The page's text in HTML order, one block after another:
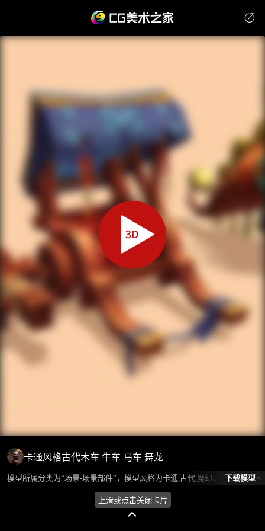
卡通风格古代木车 牛车 马车 舞龙
模型所属分类为“场景-场景部件”，模型风格为卡通,古代,魔幻，模型ID为103417，本模型由设计师 不爱喝水的鱼 在2024-10-24 13:42:43上传，含.fbx，.gltf相关源文件下载格式，点数为2093，面数为1841，材质数为3，贴图数为3，CG美术之家持续为您更新与数字孪生、影视动画和游戏VR等相关优质资源。
下载模型
上滑或点击关闭卡片